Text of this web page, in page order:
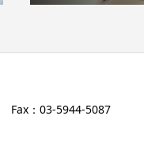
Fax：03-5944-5087